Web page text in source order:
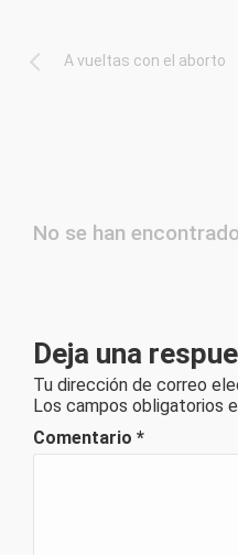
A vueltas con el aborto
No se han
Deja una
Tu dirección de correo
Los campos obligatorios
Comentario *